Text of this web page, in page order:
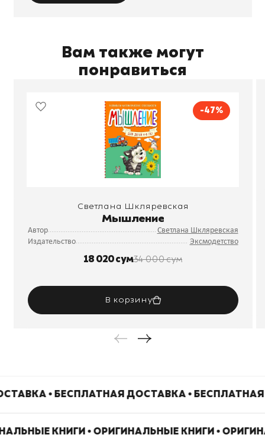
Вам также могут
понравиться
-47%
Светлана Шкляревская
Мышление
Автор
Светлана Шкляревская
Издательство
Эксмодетство
18 020 сум34 000 сум
В корзину
• БЕСПЛАТНАЯ ДОСТАВКА •
КНИГИ • ОРИГИНАЛЬНЫЕ КНИГИ •